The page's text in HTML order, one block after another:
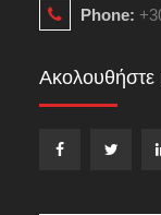
Phone:
Ακολουθήστε